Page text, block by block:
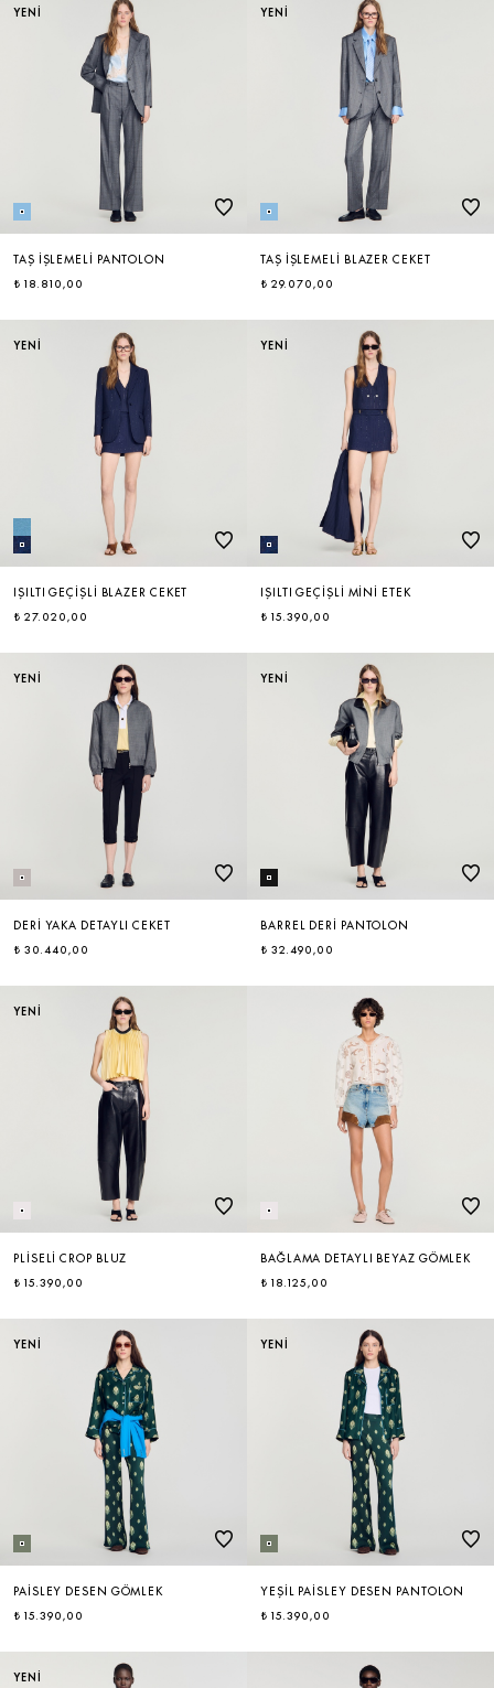
YENİ
TAŞ İŞLEMELI PANTOLON
₺ 18.810,00
YENİ
TAŞ İŞLEMELI BLAZER CEKET
₺ 29.070,00
YENİ
IŞILTI GEÇIŞLI BLAZER CEKET
₺ 27.020,00
YENİ
IŞILTI GEÇIŞLI MINI ETEK
₺ 15.390,00
YENİ
DERI YAKA DETAYLI CEKET
₺ 30.440,00
YENİ
BARREL DERI PANTOLON
₺ 32.490,00
YENİ
PLISELI CROP BLUZ
₺ 15.390,00
BAĞLAMA DETAYLI BEYAZ GÖMLEK
₺ 18.125,00
YENİ
PAISLEY DESEN GÖMLEK
₺ 15.390,00
YENİ
YEŞIL PAISLEY DESEN PANTOLON
₺ 15.390,00
YENİ